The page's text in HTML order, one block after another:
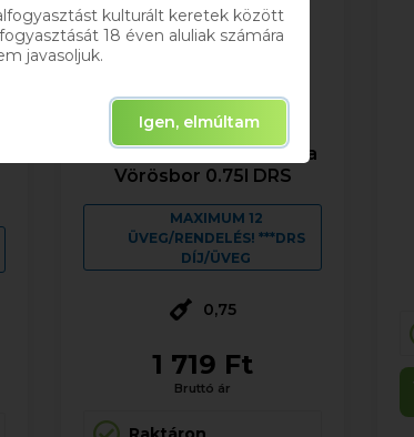
JP.Chenet Merlot Francia
Vörösbor 0.75l DRS
MAXIMUM 12
ÜVEG/RENDELÉS! ***DRS
DÍJ/ÜVEG
0,75
1 719 Ft
Bruttó ár
kulturált keretek között
18 éven aluliak számára
javasoljuk.
Igen, elmúltam